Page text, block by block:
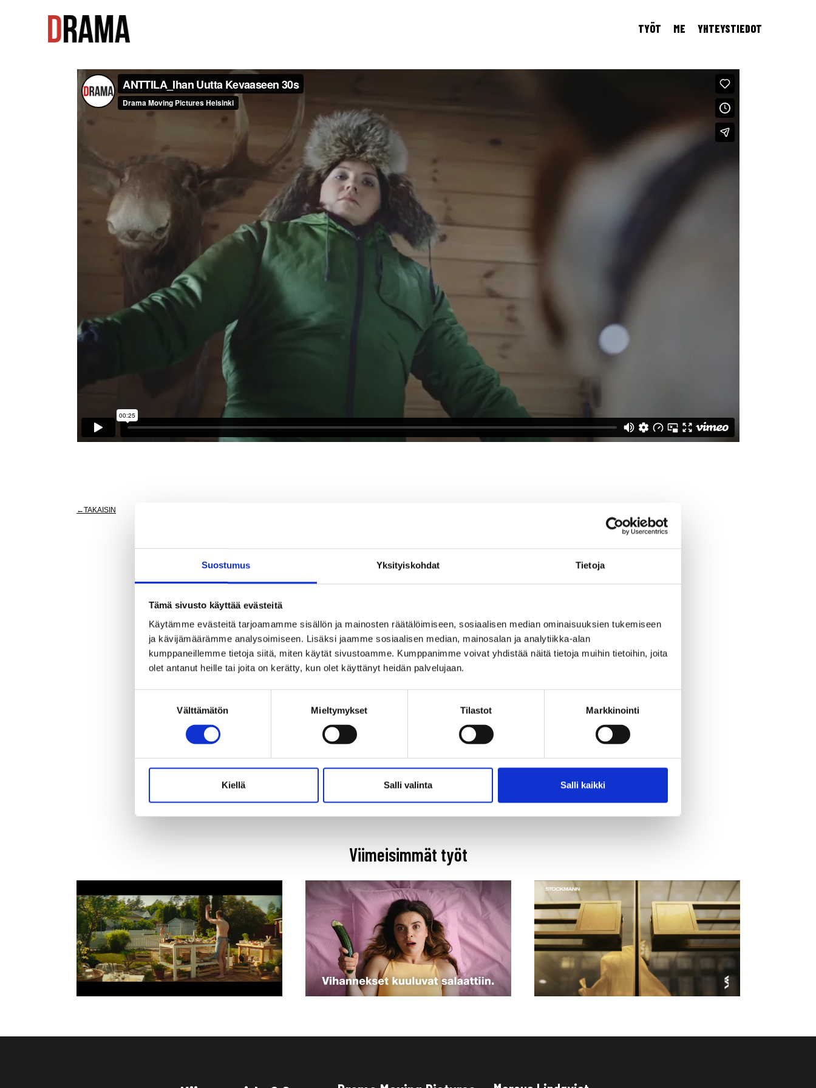
Suostumus Yksityiskohdat Tietoja
Tämä sivusto käyttää evästeitä
Käytämme evästeitä tarjoamamme sisällön ja mainosten räätälöimiseen, sosiaalisen median ominaisuuksien tukemiseen
ja kävijämäärämme analysoimiseen. Lisäksi jaamme sosiaalisen median, mainosalan ja analytiikka-alan
kumppaneillemme tietoja siitä, miten käytät sivustoamme. Kumppanimme voivat yhdistää näitä tietoja muihin tietoihin, joita
olet antanut heille tai joita on kerätty, kun olet käyttänyt heidän palvelujaan.
Välttämätön Mieltymykset Tilastot Markkinointi
Kiellä Salli valinta Salli kaikki
TYÖT ME YHTEYSTIEDOT
TAKAISIN
Viimeisimmät työt